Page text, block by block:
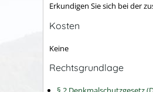
Erkundigen Sie sich bei der
Kosten
Keine
Rechtsgrundlage